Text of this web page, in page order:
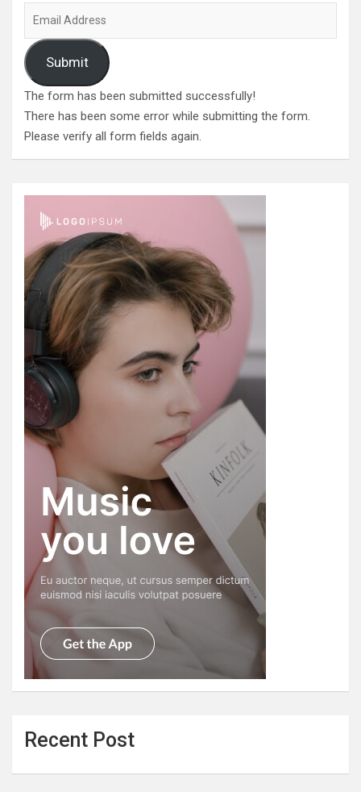
Submit
The form has been submitted successfully!
There has been some error while submitting the form.
Please verify all form fields again.
Recent Post